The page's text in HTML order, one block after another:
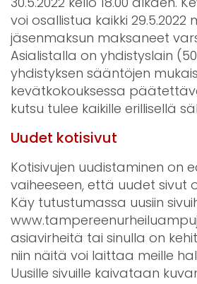
voi osallistua kaikki 29.5.2022
jäsenmaksun maksaneet
Asialistalla on yhdistyslain
yhdistyksen sääntöjen
kevätkokouksessa
kutsu tulee kaikille erillisellä
Uudet kotisivut
Kotisivujen uudistaminen on
vaiheeseen, että uudet sivut
Käy tutustumassa uusiin
asiavirheitä tai sinulla on
niin näitä voi laittaa meille
Uusille sivuille kaivataan